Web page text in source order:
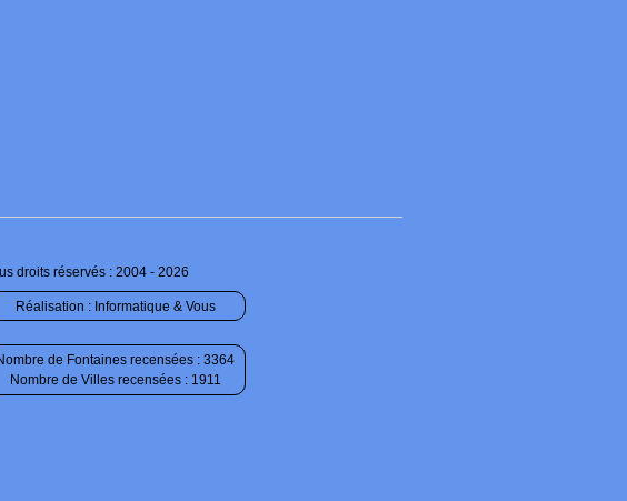
droits réservés : 2004 - 2026
Réalisation : Informatique & Vous
de Fontaines recensées : 3364
Nombre de Villes recensées : 1911